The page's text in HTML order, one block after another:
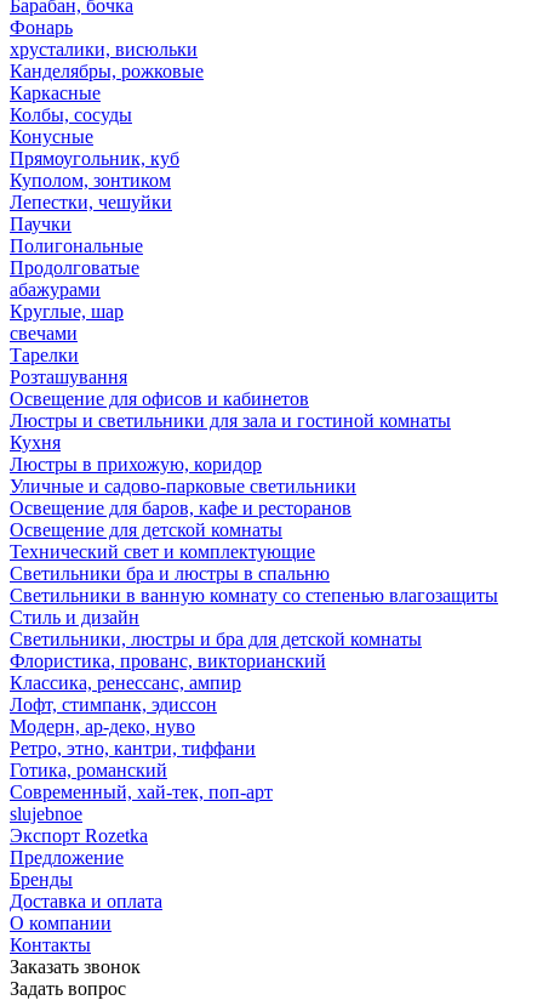
Барабан, бочка
Фонарь
хрусталики, висюльки
Канделябры, рожковые
Каркасные
Колбы, сосуды
Конусные
Прямоугольник, куб
Куполом, зонтиком
Лепестки, чешуйки
Паучки
Полигональные
Продолговатые
абажурами
Круглые, шар
свечами
Тарелки
Розташування
Освещение для офисов и кабинетов
Люстры и светильники для зала и гостиной комнаты
Кухня
Люстры в прихожую, коридор
Уличные и садово-парковые светильники
Освещение для баров, кафе и ресторанов
Освещение для детской комнаты
Технический свет и комплектующие
Светильники бра и люстры в спальню
Светильники в ванную комнату со степенью влагозащиты
Стиль и дизайн
Светильники, люстры и бра для детской комнаты
Флористика, прованс, викторианский
Классика, ренессанс, ампир
Лофт, стимпанк, эдиссон
Модерн, ар-деко, нуво
Ретро, этно, кантри, тиффани
Готика, романский
Современный, хай-тек, поп-арт
slujebnoe
Экспорт Rozetka
Предложение
Бренды
Доставка и оплата
О компании
Контакты
Заказать звонок
Задать вопрос